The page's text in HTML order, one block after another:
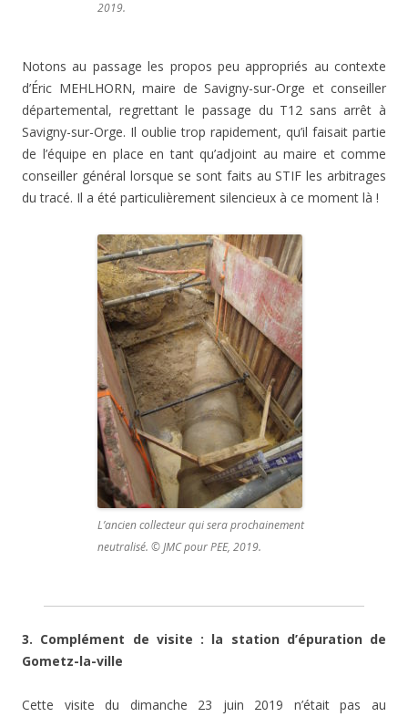
2019.
Notons au passage les propos peu appropriés au contexte
d’Éric MEHLHORN, maire de Savigny-sur-Orge et conseiller
départemental, regrettant le passage du T12 sans arrêt à
Savigny-sur-Orge. Il oublie trop rapidement, qu’il faisait partie
de l’équipe en place en tant qu’adjoint au maire et comme
conseiller général lorsque se sont faits au STIF les arbitrages
du tracé. Il a été particulièrement silencieux à ce moment là !
L’ancien collecteur qui sera prochainement
neutralisé. © JMC pour PEE, 2019.
3. Complément de visite : la station d’épuration de
Gometz-la-ville
Cette visite du dimanche 23 juin 2019 n’était pas au